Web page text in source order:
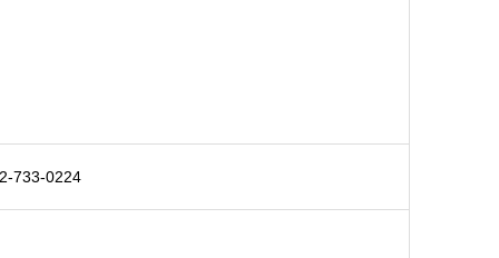
733-0224